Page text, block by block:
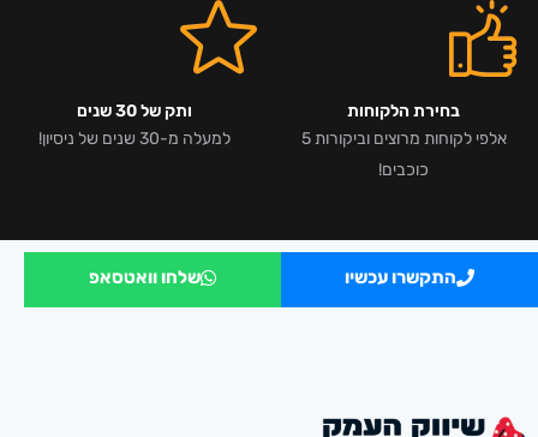
בחירת הלקוחות
אלפי לקוחות מרוצים וביקורות 5
כוכבים!
ותק של 30 שנים
למעלה מ-30 שנים של ניסיון!
התקשרו עכשיו שלחו וואטסאפ